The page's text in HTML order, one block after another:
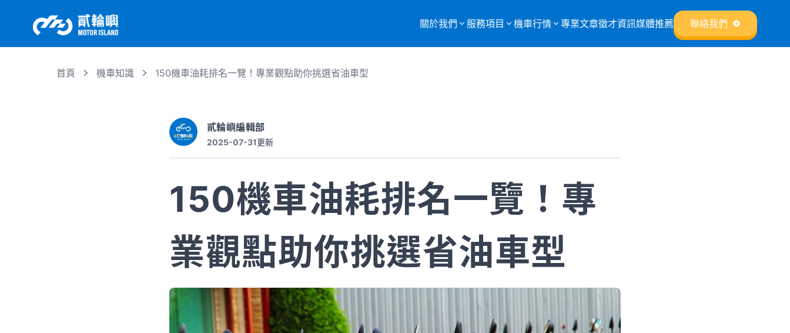
關於我們 服務項目
機車報廢
機車行情 專業文章徵才資訊媒體推薦 聯絡我們
首頁 機車知識 150機車油耗排名一覽！專業觀點助你挑選省油車型
貳輪嶼編輯部
2025-07-31更新
150機車油耗排名一覽！專
業觀點助你挑選省油車型